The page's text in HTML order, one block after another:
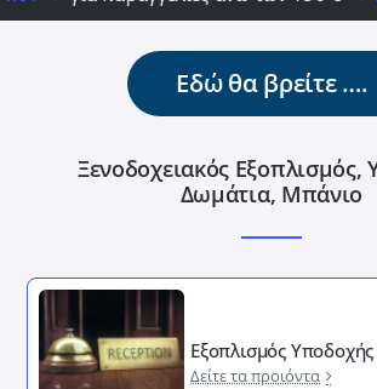
Εδώ θα βρείτε ….
Ξενοδοχειακός Εξοπλισμός,
Δωμάτια, Μπάνιο
Εξοπλισμός
Δείτε τα προιόντα